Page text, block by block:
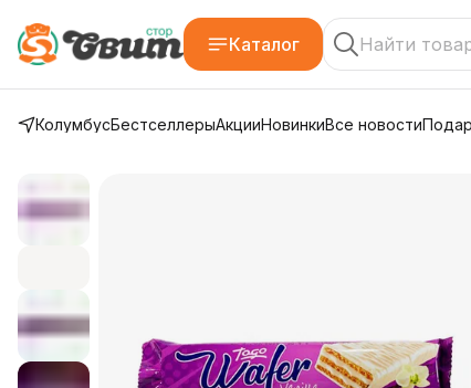
Каталог
КолумбусБестселлерыАкцииНовинкиВсе новости